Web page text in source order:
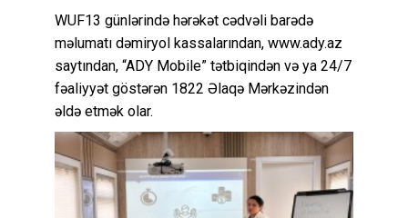
WUF13 günlərində hərəkət cədvəli barədə
məlumatı dəmiryol kassalarından, www.ady.az
saytından, “ADY Mobile” tətbiqindən və ya 24/7
fəaliyyət göstərən 1822 Əlaqə Mərkəzindən
əldə etmək olar.